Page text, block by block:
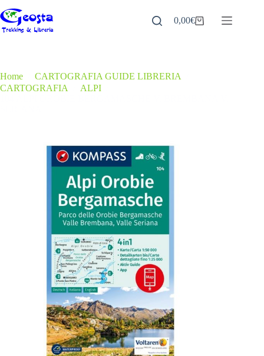
al
contenuto
Carrello
0,00€
Home CARTOGRAFIA GUIDE LIBRERIA
CARTOGRAFIA
ALPI